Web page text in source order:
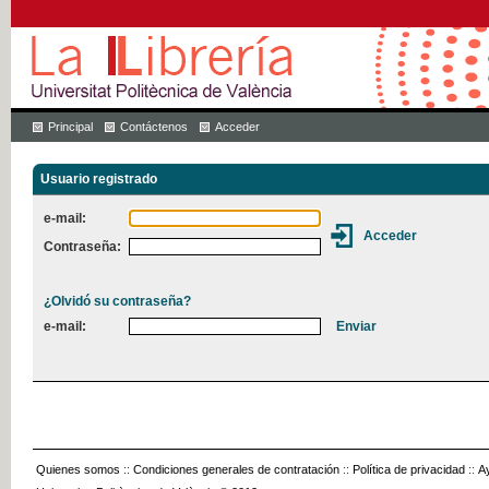
Principal Contáctenos Acceder
Usuario registrado
e-mail:
Contraseña:
¿Olvidó su contraseña?
e-mail:
Quienes somos :: Condiciones generales de contratación :: Política de privacidad ::